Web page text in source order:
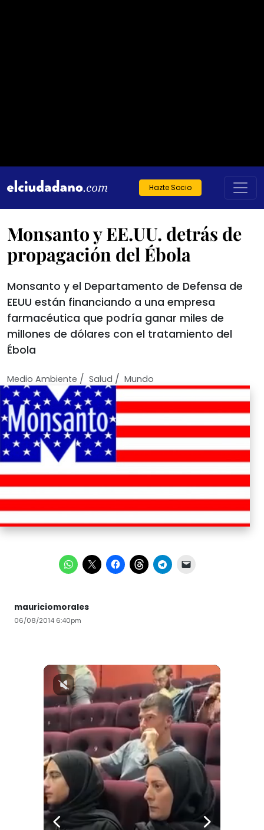
Hazte Socio
Monsanto y EE.UU. detrás de
propagación del Ébola
Monsanto y el Departamento de Defensa de
EEUU están financiando a una empresa
farmacéutica que podría ganar miles de
millones de dólares con el tratamiento del
Ébola
Medio Ambiente / Salud / Mundo
mauriciomorales
06/08/2014 6:40pm